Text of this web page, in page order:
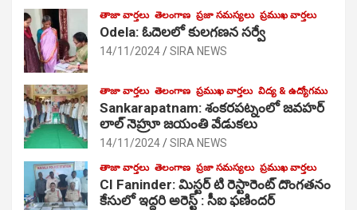
తాజా వార్తలు తెలంగాణ ప్రజా సమస్యలు ప్రముఖ వార్తలు
Odela: ఓదెలలో కులగణన సర్వే
14/11/2024 SIRA NEWS
తాజా వార్తలు తెలంగాణ ప్రముఖ వార్తలు విద్య & ఉద్యోగము
Sankarapatnam: శంకరపట్నంలో జవహర్
లాల్ నెహ్రూ జయంతి వేడుకలు
14/11/2024 SIRA NEWS
తాజా వార్తలు తెలంగాణ ప్రజా సమస్యలు ప్రముఖ వార్తలు
CI Faninder: మిస్టర్ టి రెస్టారెంట్ దొంగతనం
కేసులో ఇద్దరి అరెస్ట్ : సీఐ ఫణిందర్